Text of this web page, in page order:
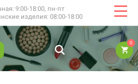
9:00-18:00, пн-пт
изделия: 08:00-18:00
0